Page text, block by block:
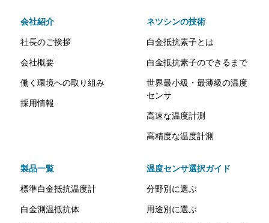
会社紹介
社長のご挨拶
会社概要
働く環境への取り組み
採用情報
ネツシンの技術
白金抵抗素子とは
白金抵抗素子のできるまで
世界最小級・最薄級の温度
センサ
高速な温度計測
高精度な温度計測
製品一覧
標準白金抵抗温度計
白金測温抵抗体
温度センサ選択ガイド
分野別に選ぶ
用途別に選ぶ